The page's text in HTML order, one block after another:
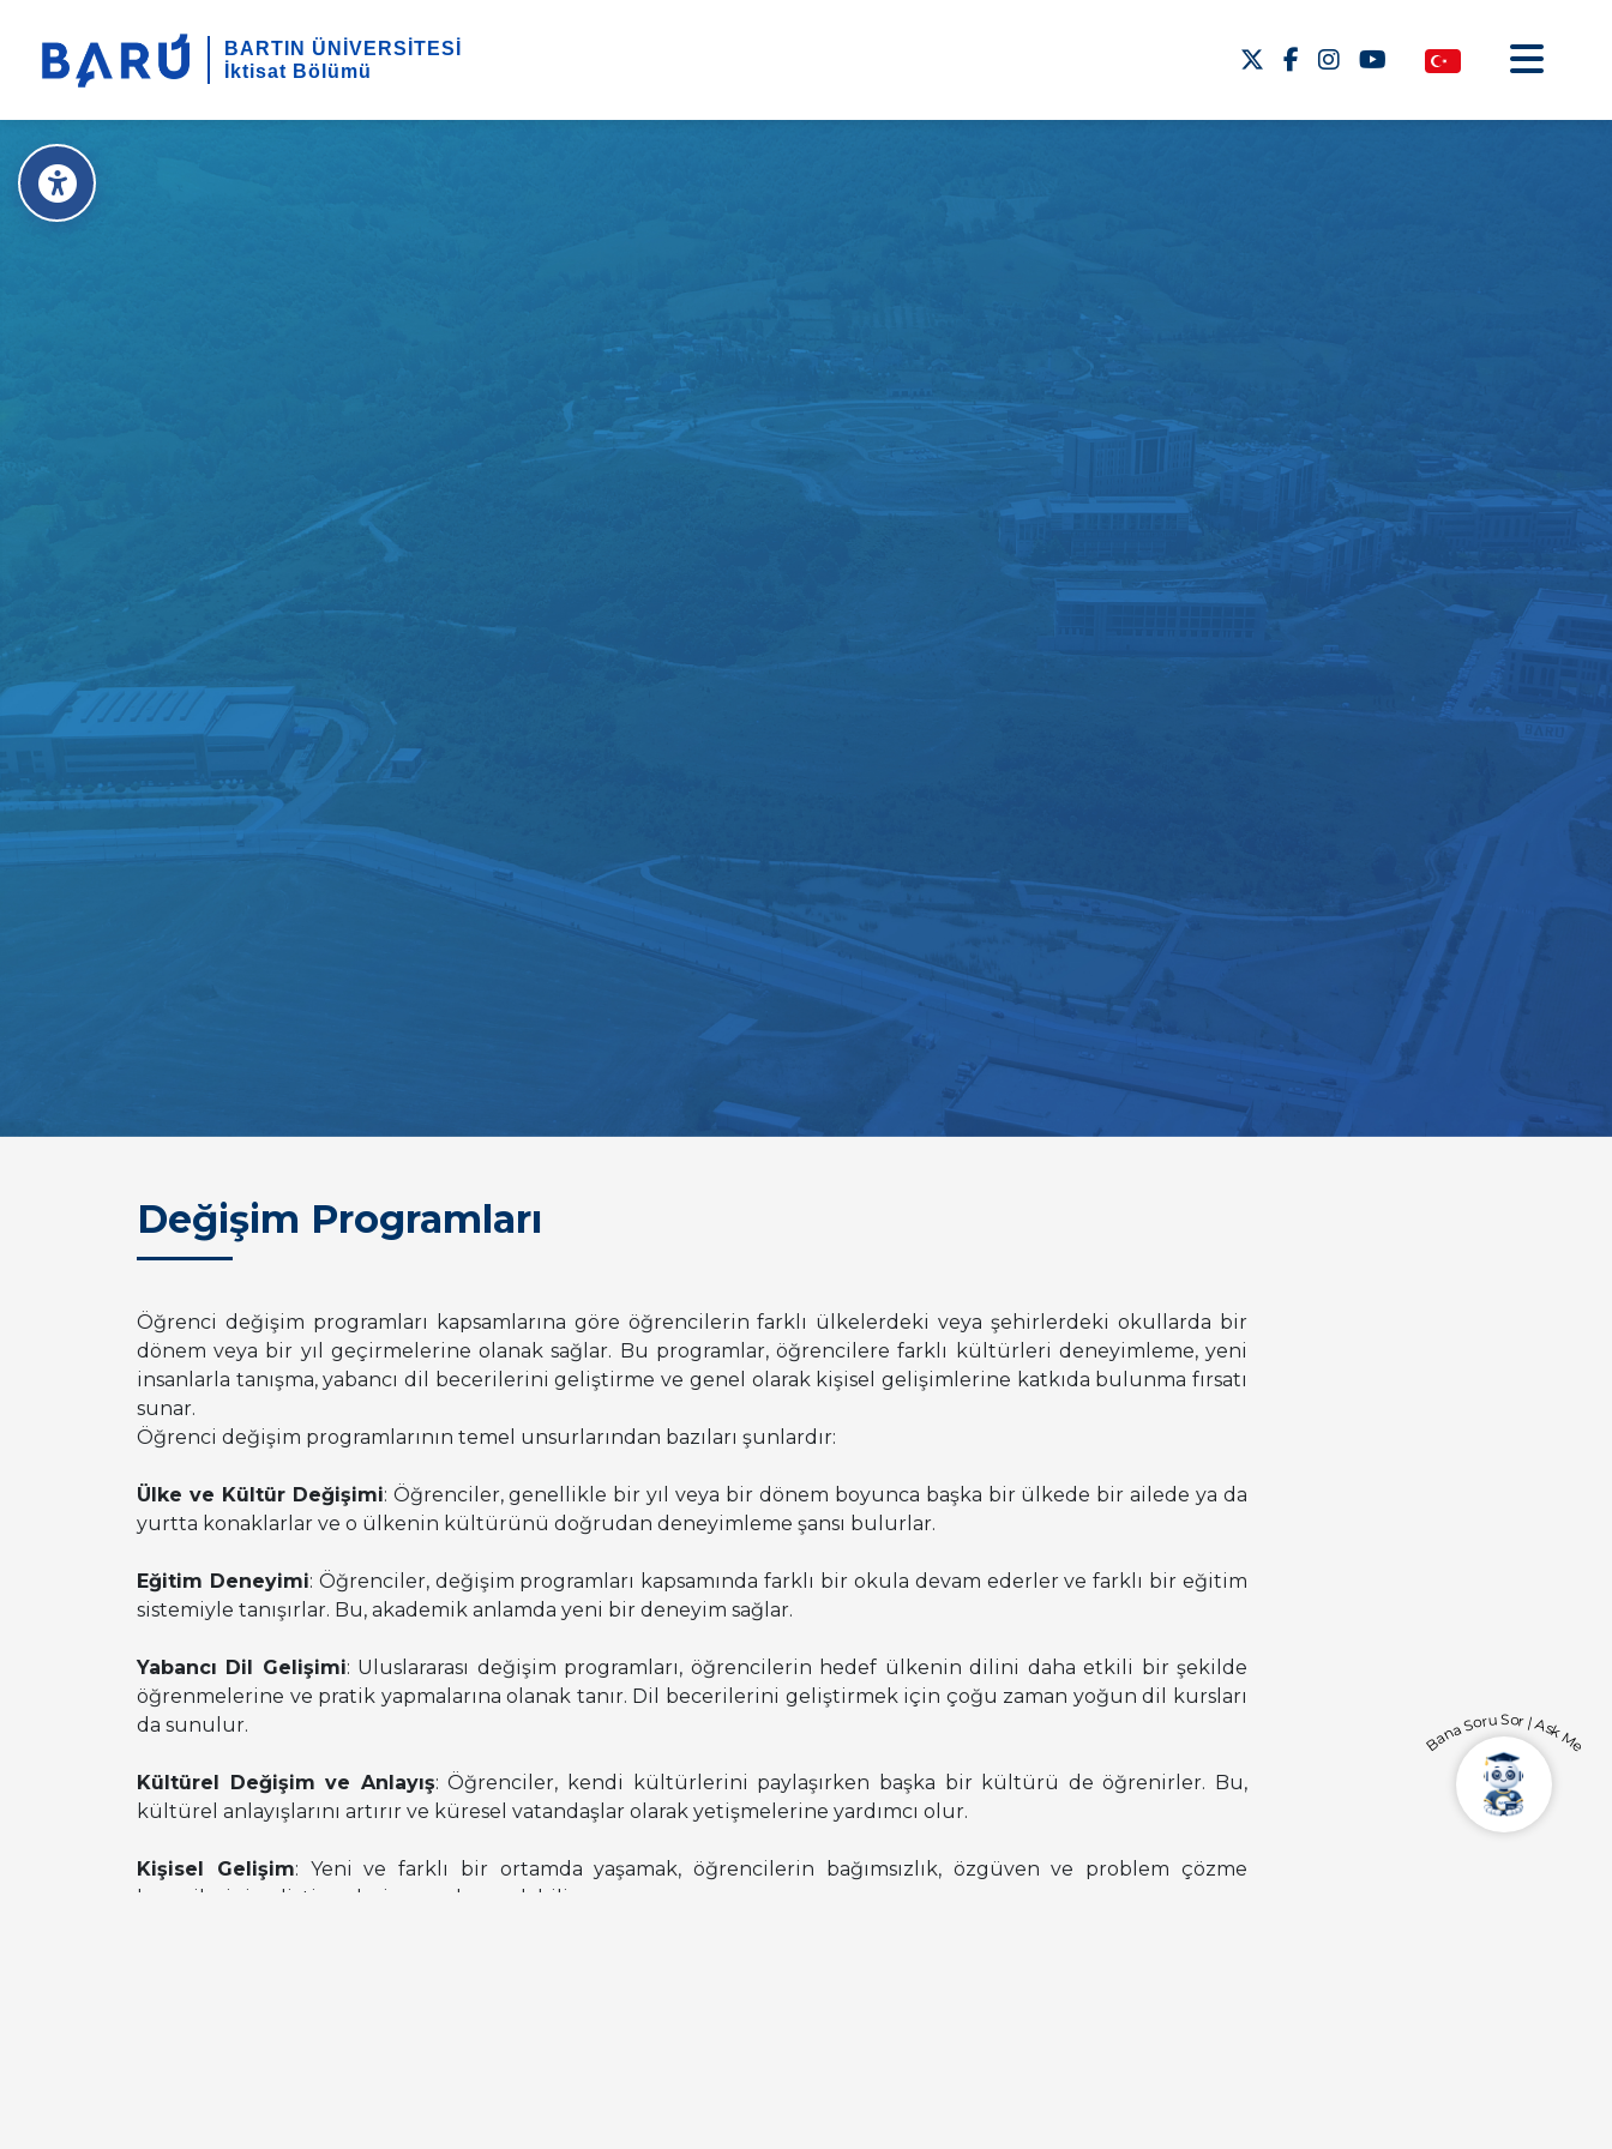
BARTIN ÜNİVERSİTESİ
İktisat Bölümü
Değişim Programları
Öğrenci değişim programları kapsamlarına göre öğrencilerin farklı ülkelerdeki veya şehirlerdeki okullarda bir
dönem veya bir yıl geçirmelerine olanak sağlar. Bu programlar, öğrencilere farklı kültürleri deneyimleme, yeni
insanlarla tanışma, yabancı dil becerilerini geliştirme ve genel olarak kişisel gelişimlerine katkıda bulunma fırsatı
sunar.
Öğrenci değişim programlarının temel unsurlarından bazıları şunlardır:
Ülke ve Kültür Değişimi: Öğrenciler, genellikle bir yıl veya bir dönem boyunca başka bir ülkede bir ailede ya da
yurtta konaklarlar ve o ülkenin kültürünü doğrudan deneyimleme şansı bulurlar.
Eğitim Deneyimi: Öğrenciler, değişim programları kapsamında farklı bir okula devam ederler ve farklı bir eğitim
sistemiyle tanışırlar. Bu, akademik anlamda yeni bir deneyim sağlar.
Yabancı Dil Gelişimi: Uluslararası değişim programları, öğrencilerin hedef ülkenin dilini daha etkili bir şekilde
öğrenmelerine ve pratik yapmalarına olanak tanır. Dil becerilerini geliştirmek için çoğu zaman yoğun dil kursları
da sunulur.
Kültürel Değişim ve Anlayış: Öğrenciler, kendi kültürlerini paylaşırken başka bir kültürü de öğrenirler. Bu,
kültürel anlayışlarını artırır ve küresel vatandaşlar olarak yetişmelerine yardımcı olur.
Kişisel Gelişim: Yeni ve farklı bir ortamda yaşamak, öğrencilerin bağımsızlık, özgüven ve problem çözme
becerilerini geliştirmelerine yardımcı olabilir.
Bana Soru Sor | Ask Me